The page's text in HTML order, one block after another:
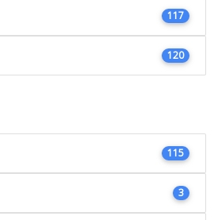
117
120
115
3